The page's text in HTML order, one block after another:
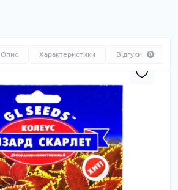
Опис Характеристики Відгуки 0